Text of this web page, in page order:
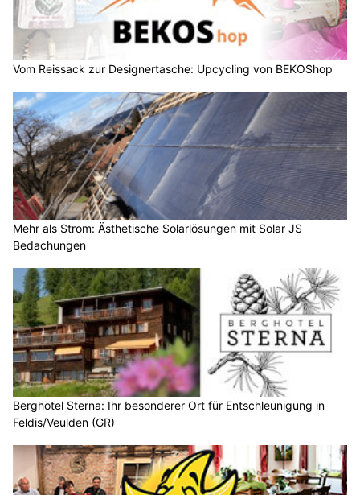
Vom Reissack zur Designertasche: Upcycling von BEKOShop
Mehr als Strom: Ästhetische Solarlösungen mit Solar JS
Bedachungen
Berghotel Sterna: Ihr besonderer Ort für Entschleunigung in
Feldis/Veulden (GR)